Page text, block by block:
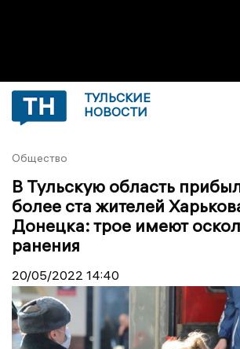
ТУЛЬСКИЕ
НОВОСТИ
Общество
В Тульскую область
более ста жителей
Донецка: трое имеют
ранения
20/05/2022 14:40